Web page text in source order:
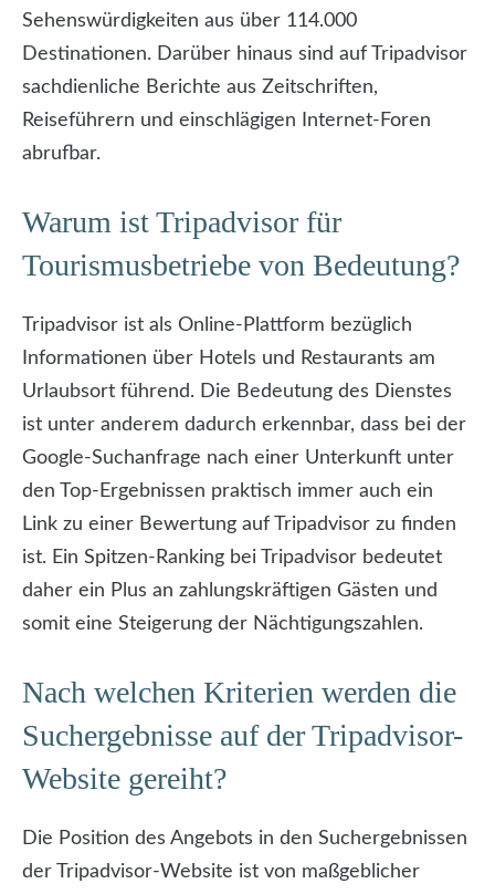
Sehenswürdigkeiten aus über 114.000
Destinationen. Darüber hinaus sind auf Tripadvisor
sachdienliche Berichte aus Zeitschriften,
Reiseführern und einschlägigen Internet-Foren
abrufbar.
Warum ist Tripadvisor für
Tourismusbetriebe von Bedeutung?
Tripadvisor ist als Online-Plattform bezüglich
Informationen über Hotels und Restaurants am
Urlaubsort führend. Die Bedeutung des Dienstes
ist unter anderem dadurch erkennbar, dass bei der
Google-Suchanfrage nach einer Unterkunft unter
den Top-Ergebnissen praktisch immer auch ein
Link zu einer Bewertung auf Tripadvisor zu finden
ist. Ein Spitzen-Ranking bei Tripadvisor bedeutet
daher ein Plus an zahlungskräftigen Gästen und
somit eine Steigerung der Nächtigungszahlen.
Nach welchen Kriterien werden die
Suchergebnisse auf der Tripadvisor-
Website gereiht?
Die Position des Angebots in den Suchergebnissen
der Tripadvisor-Website ist von maßgeblicher